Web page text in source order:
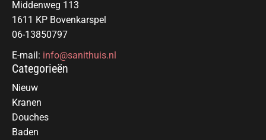
Middenweg 113
1611 KP Bovenkarspel
06-13850797
E-mail: info@sanithuis.nl
Categorieën
Nieuw
Kranen
Douches
Baden